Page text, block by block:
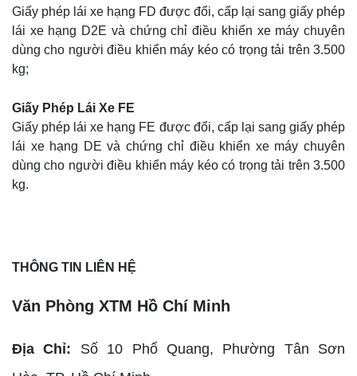
Giấy phép lái xe hạng FD được đổi, cấp lại sang giấy phép
lái xe hạng D2E và chứng chỉ điều khiển xe máy chuyên
dùng cho người điều khiển máy kéo có trọng tải trên 3.500
kg;
Giấy Phép Lái Xe FE
Giấy phép lái xe hạng FE được đổi, cấp lại sang giấy phép
lái xe hạng DE và chứng chỉ điều khiển xe máy chuyên
dùng cho người điều khiển máy kéo có trọng tải trên 3.500
kg.
THÔNG TIN LIÊN HỆ
Văn Phòng XTM Hồ Chí Minh
Địa Chỉ: Số 10 Phổ Quang, Phường Tân Sơn